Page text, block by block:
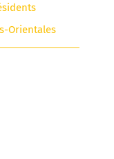
Orientales